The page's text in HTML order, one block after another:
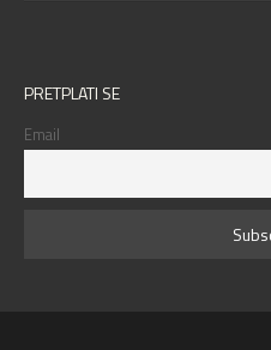
PRETPLATI SE
Email